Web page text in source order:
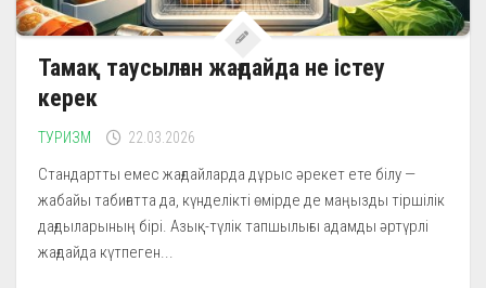
Тамақ таусылған жағдайда не істеу
керек
ТУРИЗМ 22.03.2026
Стандартты емес жағдайларда дұрыс әрекет ете білу —
жабайы табиғатта да, күнделікті өмірде де маңызды тіршілік
дағдыларының бірі. Азық-түлік тапшылығы адамды әртүрлі
жағдайда күтпеген...